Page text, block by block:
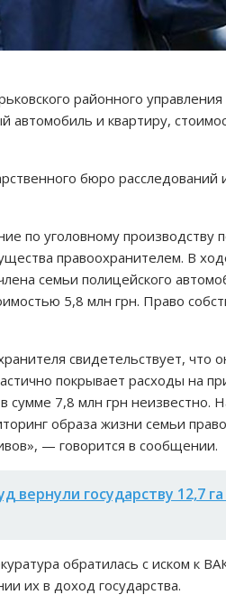
районного управления
автомобиль и квартиру,
бюро расследований
по уголовному производству
правоохранителем. В
семьи полицейского
5,8 млн грн. Право
свидетельствует, что
покрывает расходы на
сумме 7,8 млн грн неизвестно.
образа жизни семьи
— говорится в сообщении.
вернули государству 12,7
обратилась с иском к
их в доход государства.